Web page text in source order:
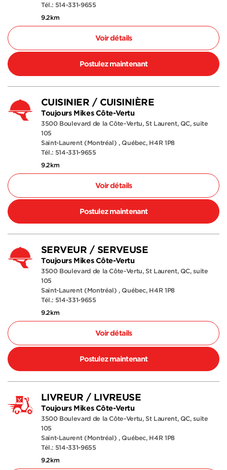
Tél.: 514-331-9655
9.2km
Voir détails
Postulez maintenant
CUISINIER / CUISINIÈRE
Toujours Mikes Côte-Vertu
3500 Boulevard de la Côte-Vertu, St Laurent, QC, suite
105
Saint-Laurent (Montréal) , Québec, H4R 1P8
Tél.: 514-331-9655
9.2km
Voir détails
Postulez maintenant
SERVEUR / SERVEUSE
Toujours Mikes Côte-Vertu
3500 Boulevard de la Côte-Vertu, St Laurent, QC, suite
105
Saint-Laurent (Montréal) , Québec, H4R 1P8
Tél.: 514-331-9655
9.2km
Voir détails
Postulez maintenant
LIVREUR / LIVREUSE
Toujours Mikes Côte-Vertu
3500 Boulevard de la Côte-Vertu, St Laurent, QC, suite
105
Saint-Laurent (Montréal) , Québec, H4R 1P8
Tél.: 514-331-9655
9.2km